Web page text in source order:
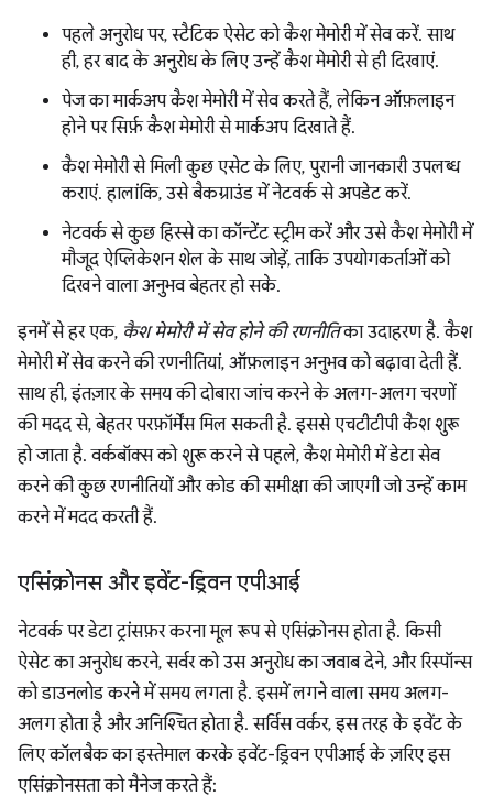
पहले अनुरोध पर, स्टैटिक ऐसेट को कैश मेमोरी में सेव करें. साथ
ही, हर बाद के अनुरोध के लिए उन्हें कैश मेमोरी से ही दिखाएं.
पेज का मार्कअप कैश मेमोरी में सेव करते हैं, लेकिन ऑफ़लाइन
होने पर सिर्फ़ कैश मेमोरी से मार्कअप दिखाते हैं.
कैश मेमोरी से मिली कुछ एसेट के लिए, पुरानी जानकारी उपलब्ध
कराएं. हालांकि, उसे बैकग्राउंड में नेटवर्क से अपडेट करें.
नेटवर्क से कुछ हिस्से का कॉन्टेंट स्ट्रीम करें और उसे कैश मेमोरी में
मौजूद ऐप्लिकेशन शेल के साथ जोड़ें, ताकि उपयोगकर्ताओं को
दिखने वाला अनुभव बेहतर हो सके.
इनमें से हर एक, कैश मेमोरी में सेव होने की रणनीतिका उदाहरण है. कैश
मेमोरी में सेव करने की रणनीतियां, ऑफ़लाइन अनुभव को बढ़ावा देती हैं.
साथ ही, इंतज़ार के समय की दोबारा जांच करने के अलग-अलग चरणों
की मदद से, बेहतर परफ़ॉर्मेंस मिल सकती है. इससे एचटीटीपी कैश शुरू
हो जाता है. वर्कबॉक्स को शुरू करने से पहले, कैश मेमोरी में डेटा सेव
करने की कुछ रणनीतियों और कोड की समीक्षा की जाएगी जो उन्हें काम
करने में मदद करती हैं.
एसिंक्रोनस और इवेंट-ड्रिवन एपीआई
नेटवर्क पर डेटा ट्रांसफ़र करना मूल रूप से एसिंक्रोनस होता है. किसी
ऐसेट का अनुरोध करने, सर्वर को उस अनुरोध का जवाब देने, और रिस्पॉन्स
को डाउनलोड करने में समय लगता है. इसमें लगने वाला समय अलग-
अलग होता है और अनिश्चित होता है. सर्विस वर्कर, इस तरह के इवेंट के
लिए कॉलबैक का इस्तेमाल करके इवेंट-ड्रिवन एपीआई के ज़रिए इस
एसिंक्रोनसता को मैनेज करते हैं: